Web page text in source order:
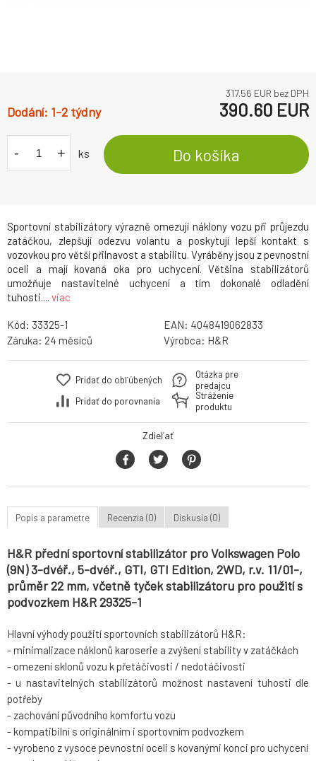
Sportovní stabilizátory výrazně omezují náklony vozu při průjezdu
zatáčkou, zlepšují odezvu volantu a poskytují lepší kontakt s
vozovkou pro větší přilnavost a stabilitu. Vyráběny jsou z pevnostní
oceli a mají kovaná oka pro uchycení. Většina stabilizátorů
umožňuje nastavitelné uchycení a tím dokonalé odladění
tuhosti.... viac
317.56 EUR bez DPH
1-2 týdny 390.60 EUR
- + ks Do košíka
Kód: 33325-1 EAN: 4048419062833
Záruka: 24 Výrobca: H&R
Pridať do obľúbených
Pridať do porovnania
Otázka pre
predajcu
Stráženie
produktu
Zdieľať
Popis a parametre Recenzia (0) Diskusia (0)
H&R přední sportovní stabilizátor pro Volkswagen Polo
(9N) 3-dvéř., 5-dvéř., GTI, GTI Edition, 2WD, r.v. 11/01-,
průměr 22 mm, včetně tyček stabilizátoru pro použití s
podvozkem H&R 29325-1
Hlavní výhody použití sportovních stabilizátorů H&R:
- minimalizace náklonů karoserie a zvýšení stability v zatáčkách
- omezení sklonů vozu k přetáčivosti / nedotáčivosti
- u nastavitelných stabilizátorů možnost nastavení tuhosti dle
potřeby
- zachování původního komfortu vozu
- kompatibilní s originálním i sportovním podvozkem
- vyrobeno z vysoce pevnostní oceli s kovanými konci pro uchycení